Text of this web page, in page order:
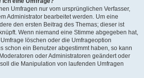
Umfragen nur vom ursprünglichen Verfasser,
Administrator bearbeitet werden. Um eine
den ersten Beitrag des Themas; dieser ist
Wenn niemand eine Stimme abgegeben hat,
löschen oder die Umfrageoption
schon ein Benutzer abgestimmt haben, so kann
oder Administratoren geändert oder
die Manipulation von laufenden Umfragen